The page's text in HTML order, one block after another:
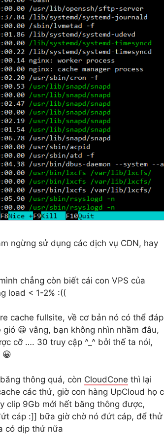
ngừng sử dụng các dịch vụ CDN, hay
chẳng còn biết cái con VPS của
load < 1-2% :((
cache fullsite, về cơ bản nó có thể đáp
😀 vâng, bạn không nhìn nhầm đâu,
cỡ …. 30 truy cập ^_^ bởi thế ta nói,
😀
thông quá, còn CloudCone thì lại
các thứ, giờ con hàng UpCloud họ
clip 9Gb mới hết băng thông được,
cáp :]] bữa giờ chờ nó đứt cáp, để
có dịp thử nữa